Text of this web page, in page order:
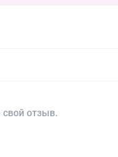
отзыв.